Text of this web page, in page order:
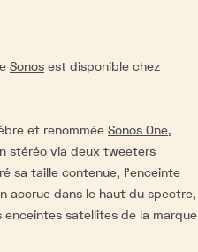
Sonos est disponible chez
et renommée Sonos One,
stéréo via deux tweeters
sa taille contenue, l’enceinte
accrue dans le haut du spectre,
enceintes satellites de la marque